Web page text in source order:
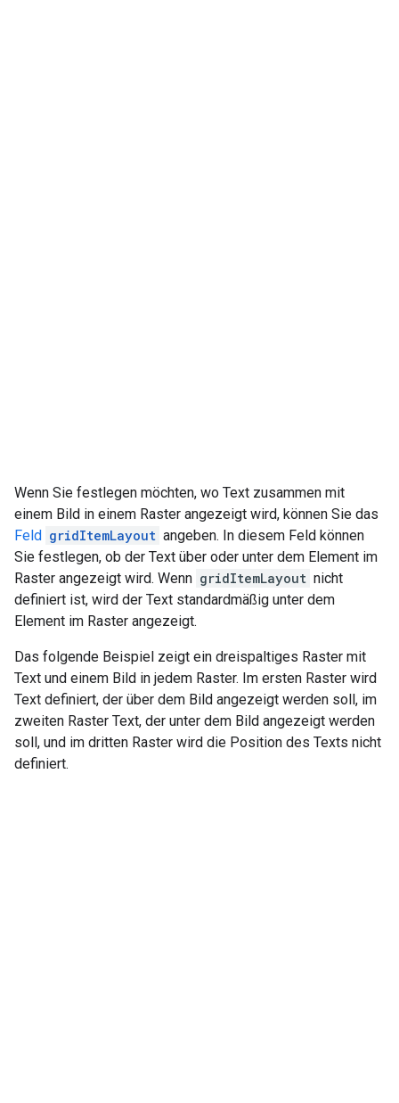
Wenn Sie festlegen möchten, wo Text zusammen mit
einem Bild in einem Raster angezeigt wird, können Sie das
Feld gridItemLayout angeben. In diesem Feld können
Sie festlegen, ob der Text über oder unter dem Element im
Raster angezeigt wird. Wenn gridItemLayout nicht
definiert ist, wird der Text standardmäßig unter dem
Element im Raster angezeigt.
Das folgende Beispiel zeigt ein dreispaltiges Raster mit
Text und einem Bild in jedem Raster. Im ersten Raster wird
Text definiert, der über dem Bild angezeigt werden soll, im
zweiten Raster Text, der unter dem Bild angezeigt werden
soll, und im dritten Raster wird die Position des Texts nicht
definiert.